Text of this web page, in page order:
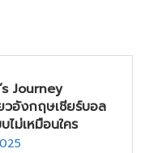
Journey
วอังกฤษเชียร์บอล
ไม่เหมือนใคร